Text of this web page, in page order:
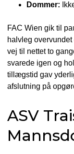
Dommer:
FAC Wien gik til
halvleg
vej til nettet to
svarede igen og
tillægstid gav
afslutning på
ASV